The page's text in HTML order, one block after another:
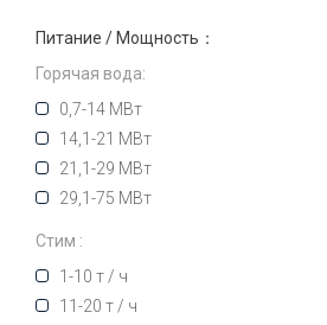
Питание / Мощность：
Горячая вода:
0,7-14 МВт
14,1-21 МВт
21,1-29 МВт
29,1-75 МВт
Стим :
1-10 т / ч
11-20 т / ч